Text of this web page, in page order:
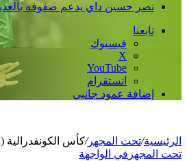
نصر حسين داي يدعم صفوفه
تابعنا
فيسبوك
‫X
‫YouTube
انستقرام
إضافة عمود جانبي
الرئيسية/تحت المجهر/كأس الكونفدرالية
تحت المجهر في الواجهة